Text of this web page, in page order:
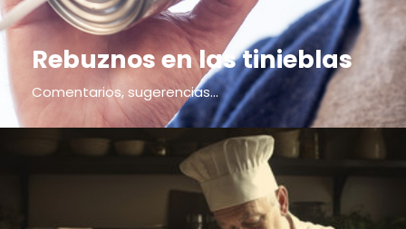
Rebuznos en las tinieblas
Comentarios, sugerencias...